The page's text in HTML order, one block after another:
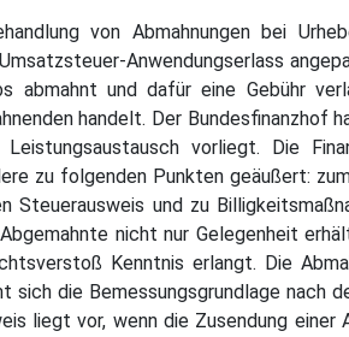
von Abmahnungen bei
Anwendungserlass
abmahnt und dafür eine Gebühr
handelt. Der Bundesfinanzhof
vorliegt. Die
zu folgenden Punkten geäußert:
und zu
nicht nur Gelegenheit
Kenntnis erlangt. Die
die Bemessungsgrundlage nach
liegt vor, wenn die Zusendung einer